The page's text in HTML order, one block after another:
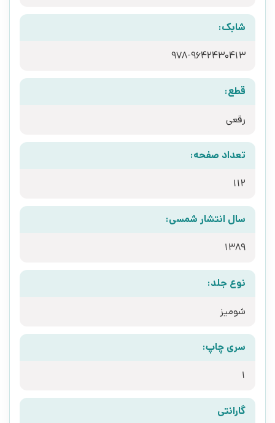
شابک:
978-9642430413
قطع:
رقعی
تعداد صفحه:
112
سال انتشار شمسی:
1389
نوع جلد:
شومیز
سری چاپ:
1
گارانتی